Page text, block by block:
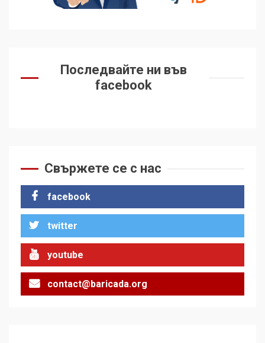
Последвайте ни във
facebook
Свържете се с нас
facebook
twitter
youtube
contact@baricada.org